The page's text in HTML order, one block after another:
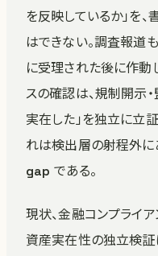
を反映しているか」を
はできない。調査報道
に受理された後に作動
スの確認は、規制開示
実在した」を独立に立
れは検出層の射程外に
gap である。
現状、金融コンプライ
資産実在性の独立検証